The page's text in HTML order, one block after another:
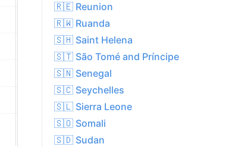
0.0 mm
10.0
06:41 AM
08:12 PM
New Moon
🇷🇪 Reunion
🇷🇼 Ruanda
🇸🇭 Saint Helena
🇸🇹 São Tomé and Príncipe
🇸🇳 Senegal
🇸🇨 Seychelles
🇸🇱 Sierra Leone
🇸🇴 Somali
🇸🇩 Sudan